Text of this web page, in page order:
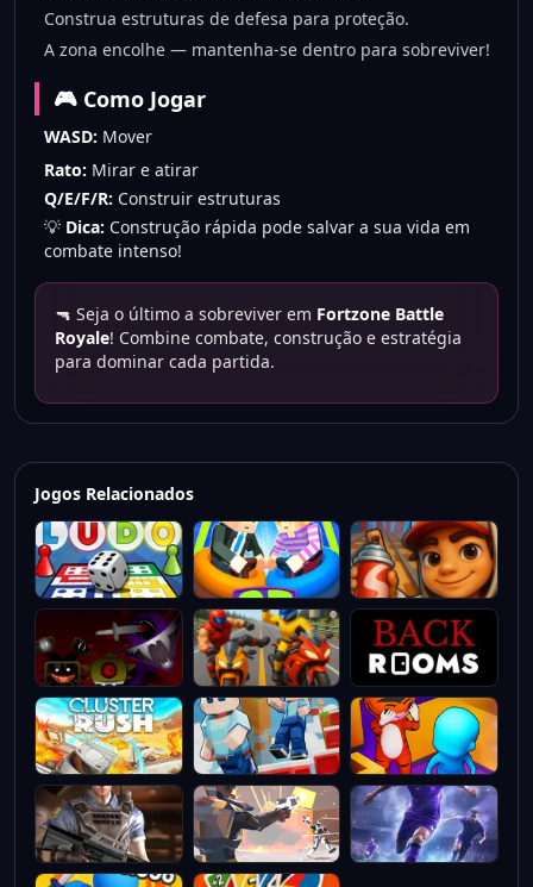
Construa estruturas de defesa para proteção.
A zona encolhe — mantenha-se dentro para sobreviver!
🎮 Como Jogar
WASD: Mover
Rato: Mirar e atirar
Q/E/F/R: Construir estruturas
💡 Dica: Construção rápida pode salvar a sua vida em
combate intenso!
🔫 Seja o último a sobreviver em Fortzone Battle
Royale! Combine combate, construção e estratégia
para dominar cada partida.
Jogos Relacionados